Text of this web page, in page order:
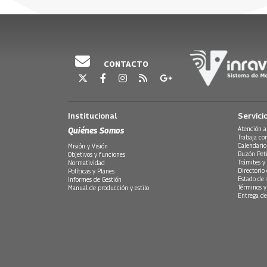
CONTACTO
Institucional
Quiénes Somos
Misión y Visión
Objetivos y funciones
Normatividad
Políticas y Planes
Informes de Gestión
Manual de producción y estilo
Atención
Trabaja
Buzón
Trámites y
Directorio
Estado de
Términos
Entrega